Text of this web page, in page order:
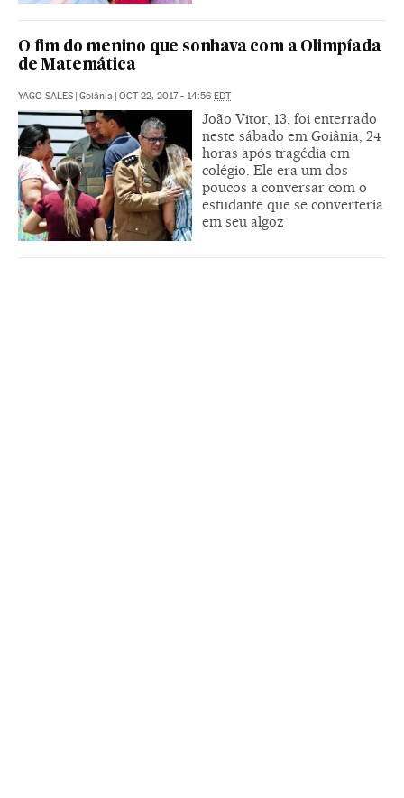
O fim do menino que sonhava com a Olimpíada
de Matemática
YAGO SALES | Goiânia | OCT 22, 2017 - 14:56 EDT
João Vitor, 13, foi enterrado
neste sábado em Goiânia, 24
horas após tragédia em
colégio. Ele era um dos
poucos a conversar com o
estudante que se converteria
em seu algoz